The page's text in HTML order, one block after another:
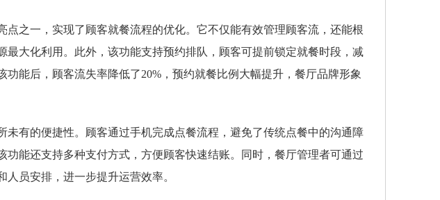
点之一，实现了顾客就餐流程的优化。它不仅能有效管理顾客流，还能根
最大化利用。此外，该功能支持预约排队，顾客可提前锁定就餐时段，减
能后，顾客流失率降低了20%，预约就餐比例大幅提升，餐厅品牌形象
未有的便捷性。顾客通过手机完成点餐流程，避免了传统点餐中的沟通障
功能还支持多种支付方式，方便顾客快速结账。同时，餐厅管理者可通过
员安排，进一步提升运营效率。